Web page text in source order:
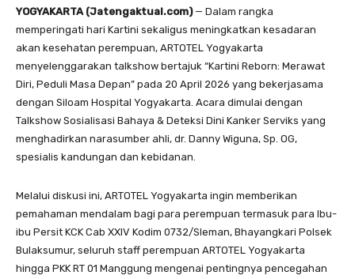
YOGYAKARTA (Jatengaktual.com) — Dalam rangka
memperingati hari Kartini sekaligus meningkatkan kesadaran
akan kesehatan perempuan, ARTOTEL Yogyakarta
menyelenggarakan talkshow bertajuk “Kartini Reborn: Merawat
Diri, Peduli Masa Depan” pada 20 April 2026 yang bekerjasama
dengan Siloam Hospital Yogyakarta. Acara dimulai dengan
Talkshow Sosialisasi Bahaya & Deteksi Dini Kanker Serviks yang
menghadirkan narasumber ahli, dr. Danny Wiguna, Sp. OG,
spesialis kandungan dan kebidanan.
Melalui diskusi ini, ARTOTEL Yogyakarta ingin memberikan
pemahaman mendalam bagi para perempuan termasuk para Ibu-
ibu Persit KCK Cab XXIV Kodim 0732/Sleman, Bhayangkari Polsek
Bulaksumur, seluruh staff perempuan ARTOTEL Yogyakarta
hingga PKK RT 01 Manggung mengenai pentingnya pencegahan